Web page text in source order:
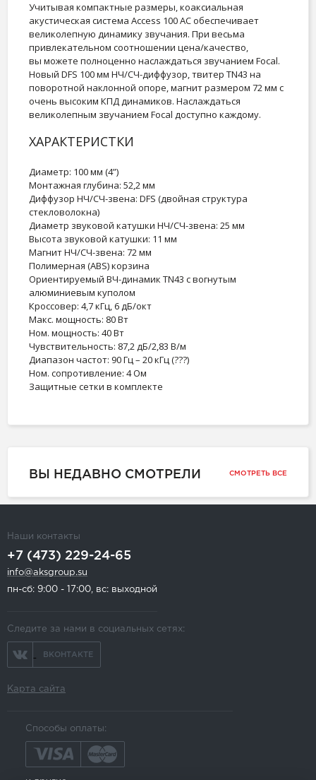
Учитывая компактные размеры, коаксиальная
акустическая система Access 100 AC обеспечивает
великолепную динамику звучания. При весьма
привлекательном соотношении цена/качество,
вы можете полноценно наслаждаться звучанием Focal.
Новый DFS 100 мм НЧ/СЧ-диффузор, твитер TN43 на
поворотной наклонной опоре, магнит размером 72 мм с
очень высоким КПД динамиков. Наслаждаться
великолепным звучанием Focal доступно каждому.
ХАРАКТЕРИСТКИ
Диаметр: 100 мм (4”)
Монтажная глубина: 52,2 мм
Диффузор НЧ/СЧ-звена: DFS (двойная структура
стекловолокна)
Диаметр звуковой катушки НЧ/СЧ-звена: 25 мм
Высота звуковой катушки: 11 мм
Магнит НЧ/СЧ-звена: 72 мм
Полимерная (ABS) корзина
Ориентируемый ВЧ-динамик TN43 с вогнутым
алюминиевым куполом
Кроссовер: 4,7 кГц, 6 дБ/окт
Макс. мощность: 80 Вт
Ном. мощность: 40 Вт
Чувствительность: 87,2 дБ/2,83 В/м
Диапазон частот: 90 Гц – 20 кГц (???)
Ном. сопротивление: 4 Ом
Защитные сетки в комплекте
ВЫ НЕДАВНО СМОТРЕЛИ СМОТРЕТЬ ВСЕ
Наши контакты
+7 (473) 229-24-65
info@aksgroup.su
пн-сб: 9:00 - 17:00, вс: выходной
Следите за нами в социальных сетях:
ВКОНТАКТЕ
Карта сайта
Способы оплаты: